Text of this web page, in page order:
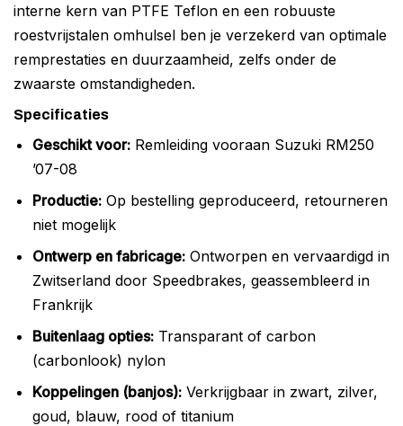
interne kern van PTFE Teflon en een robuuste
roestvrijstalen omhulsel ben je verzekerd van optimale
remprestaties en duurzaamheid, zelfs onder de
zwaarste omstandigheden.
Specificaties
Geschikt voor:Remleiding vooraan Suzuki RM250
’07-08
Productie:Op bestelling geproduceerd, retourneren
niet mogelijk
Ontwerp en fabricage:Ontworpen en vervaardigd in
Zwitserland door Speedbrakes, geassembleerd in
Frankrijk
Buitenlaag opties:Transparant of carbon
(carbonlook) nylon
Koppelingen (banjos):Verkrijgbaar in zwart, zilver,
goud, blauw, rood of titanium